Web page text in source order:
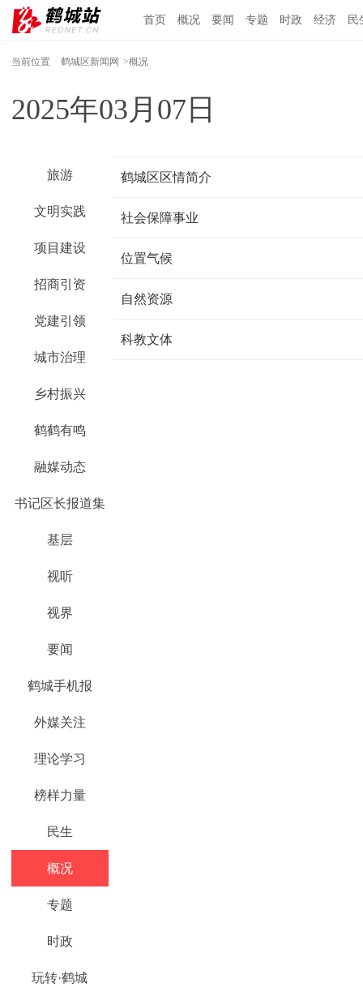
首页 概况 要闻 专题 时政 经济 民
当前位置 鹤城区新闻网 >概况
2025年03月07日
旅游
文明实践
项目建设
招商引资
党建引领
城市治理
乡村振兴
鹤鹤有鸣
融媒动态
书记区长报道集
基层
视听
视界
要闻
鹤城手机报
外媒关注
理论学习
榜样力量
民生
概况
专题
时政
玩转·鹤城
鹤城区区情简介
社会保障事业
位置气候
自然资源
科教文体